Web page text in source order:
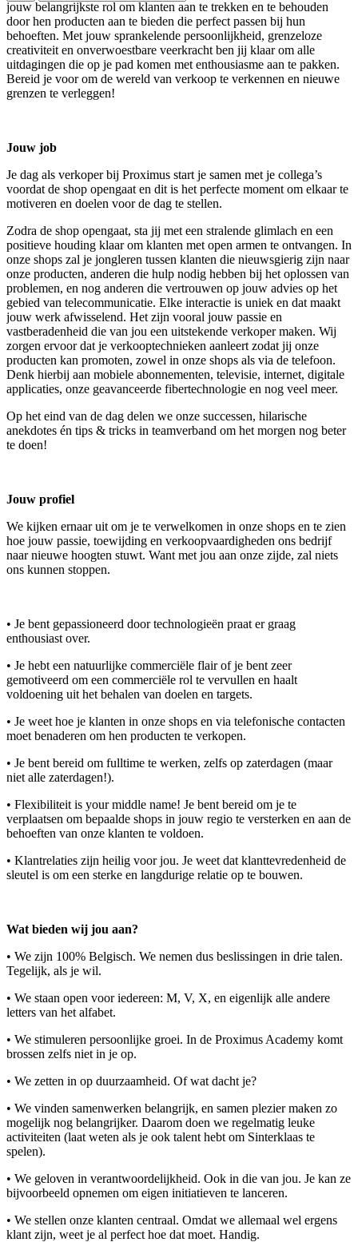
jouw belangrijkste rol om klanten aan te trekken en te behouden
door hen producten aan te bieden die perfect passen bij hun
behoeften. Met jouw sprankelende persoonlijkheid, grenzeloze
creativiteit en onverwoestbare veerkracht ben jij klaar om alle
uitdagingen die op je pad komen met enthousiasme aan te pakken.
Bereid je voor om de wereld van verkoop te verkennen en nieuwe
grenzen te verleggen!
Jouw job
Je dag als verkoper bij Proximus start je samen met je collega’s
voordat de shop opengaat en dit is het perfecte moment om elkaar te
motiveren en doelen voor de dag te stellen.
Zodra de shop opengaat, sta jij met een stralende glimlach en een
positieve houding klaar om klanten met open armen te ontvangen. In
onze shops zal je jongleren tussen klanten die nieuwsgierig zijn naar
onze producten, anderen die hulp nodig hebben bij het oplossen van
problemen, en nog anderen die vertrouwen op jouw advies op het
gebied van telecommunicatie. Elke interactie is uniek en dat maakt
jouw werk afwisselend. Het zijn vooral jouw passie en
vastberadenheid die van jou een uitstekende verkoper maken. Wij
zorgen ervoor dat je verkooptechnieken aanleert zodat jij onze
producten kan promoten, zowel in onze shops als via de telefoon.
Denk hierbij aan mobiele abonnementen, televisie, internet, digitale
applicaties, onze geavanceerde fibertechnologie en nog veel meer.
Op het eind van de dag delen we onze successen, hilarische
anekdotes én tips & tricks in teamverband om het morgen nog beter
te doen!
Jouw profiel
We kijken ernaar uit om je te verwelkomen in onze shops en te zien
hoe jouw passie, toewijding en verkoopvaardigheden ons bedrijf
naar nieuwe hoogten stuwt. Want met jou aan onze zijde, zal niets
ons kunnen stoppen.
• Je bent gepassioneerd door technologieën praat er graag
enthousiast over.
• Je hebt een natuurlijke commerciële flair of je bent zeer
gemotiveerd om een commerciële rol te vervullen en haalt
voldoening uit het behalen van doelen en targets.
• Je weet hoe je klanten in onze shops en via telefonische contacten
moet benaderen om hen producten te verkopen.
• Je bent bereid om fulltime te werken, zelfs op zaterdagen (maar
niet alle zaterdagen!).
• Flexibiliteit is your middle name! Je bent bereid om je te
verplaatsen om bepaalde shops in jouw regio te versterken en aan de
behoeften van onze klanten te voldoen.
• Klantrelaties zijn heilig voor jou. Je weet dat klanttevredenheid de
sleutel is om een sterke en langdurige relatie op te bouwen.
Wat bieden wij jou aan?
• We zijn 100% Belgisch. We nemen dus beslissingen in drie talen.
Tegelijk, als je wil.
• We staan open voor iedereen: M, V, X, en eigenlijk alle andere
letters van het alfabet.
• We stimuleren persoonlijke groei. In de Proximus Academy komt
brossen zelfs niet in je op.
• We zetten in op duurzaamheid. Of wat dacht je?
• We vinden samenwerken belangrijk, en samen plezier maken zo
mogelijk nog belangrijker. Daarom doen we regelmatig leuke
activiteiten (laat weten als je ook talent hebt om Sinterklaas te
spelen).
• We geloven in verantwoordelijkheid. Ook in die van jou. Je kan ze
bijvoorbeeld opnemen om eigen initiatieven te lanceren.
• We stellen onze klanten centraal. Omdat we allemaal wel ergens
klant zijn, weet je al perfect hoe dat moet. Handig.